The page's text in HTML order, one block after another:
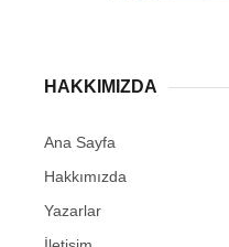
HAKKIMIZDA
Ana Sayfa
Hakkımızda
Yazarlar